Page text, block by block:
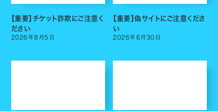
【重要】チケット詐欺にご注意く
ださい
2026年8 月 5 日
【重要】偽サイトにご注意くださ
い
2026年6月 30 日